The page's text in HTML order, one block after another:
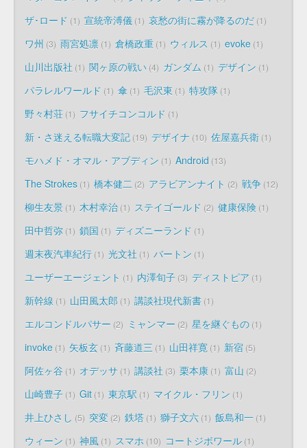
ザ･ロード 1 宣統帝溥儀 1 哀愁の街に霧が降るのだ 1
ワ州 3 雨宮処凛 1 倉橋政重 1 ウィルス 1 evoke 1
山川出版社 1 関ヶ原の戦い 4 ガンダム 1 デザイン 1
パラレルワールド 1 傘 1 毛沢東 1 特攻隊 1
野々村荘 1 フサイチコンコルド 1
新・さ迷える転職大変記 19 デザイナ 10 佐屋嘉兵衛 1
モハメド・オマル・アブディン 1 Android 13
The Strokes 1 橋本健二 2 アラビアンナイト 2 戦争 12
柳生友景 1 木村幸治 1 ステイゴールド 2 健康保険 1
田中哲弥 1 鎖国 1 ディズニーランド 1
週末夜汽車紀行 1 光文社 1 バートン 1
ユーザーエージェント 1 内澤旬子 3 ディストピア 1
新幹線 1 山田風太郎 1 講談社現代新書 1
エルコンドルパサー 2 ミャンマー 2 星を継ぐもの 1
invoke 1 矢板玄 1 斉藤道三 1 山田祥寛 1 新宿 5
阿佐ヶ谷 1 オデッサ 1 講談社 3 栗本康 1 富山 2
山崎豊子 1 Git 1 東京駅 1 マイクル・フリン 1
井上ひさし 5 突変 2 鉄塔 1 獅子文六 1 飯島和一 1
ウィーン 1 神風 1 スマホ 10 コートジボワール 1